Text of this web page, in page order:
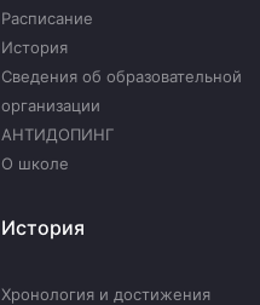
Расписание
История
Сведения об образовательной
организации
АНТИДОПИНГ
О школе
История
Хронология и достижения